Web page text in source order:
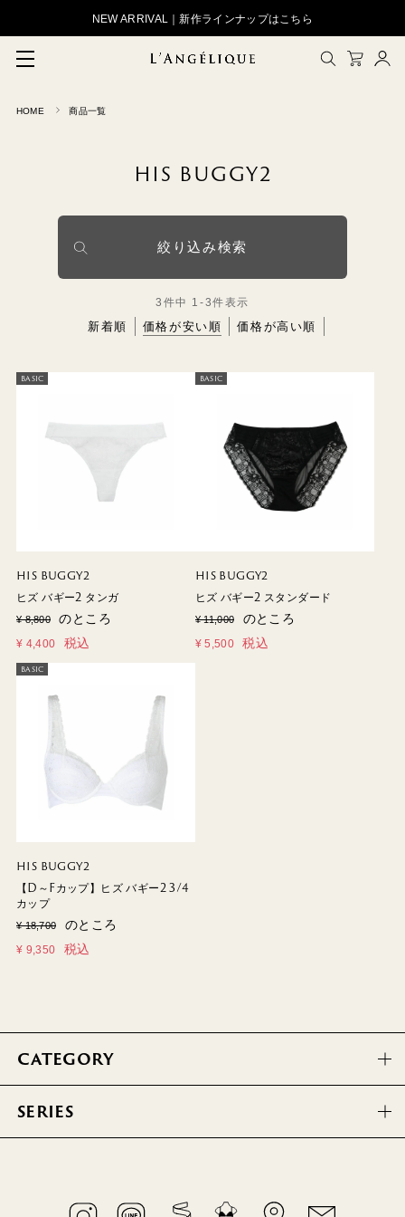
NEW ARRIVAL｜新作ラインナップはこちら
ログイン
CLOSE
HOME 商品一覧
HIS BUGGY2
絞り込み検索
3 件中 1 -3件表示
新着順 価格が安い順 価格が高い順
BASIC
HIS BUGGY2
ヒズ バギー2 タンガ
¥ 8,800 のところ
¥ 4,400 税込
BASIC
HIS BUGGY2
ヒズ バギー2 スタンダード
¥ 11,000 のところ
¥ 5,500 税込
BASIC
HIS BUGGY2
【D～Fカップ】ヒズ バギー2 3/4
カップ
¥ 18,700 のところ
¥ 9,350 税込
CATEGORY
SERIES